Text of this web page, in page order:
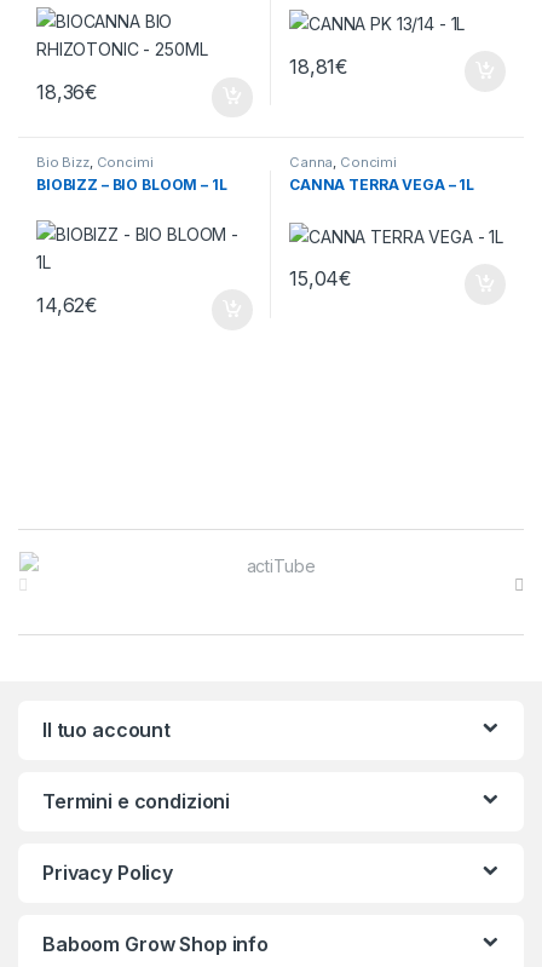
18,36€
18,81€
Bio Bizz, Concimi
BIOBIZZ – BIO BLOOM – 1L
14,62€
Canna, Concimi
CANNA TERRA VEGA – 1L
15,04€
Brands Carousel
Il tuo account
Termini e condizioni
Privacy Policy
Baboom Grow Shop info